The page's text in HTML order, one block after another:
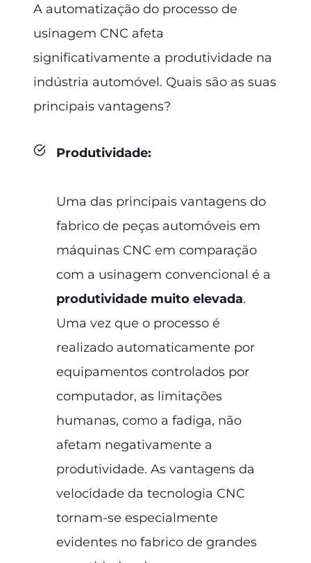
A automatização do processo de
usinagem CNC afeta
significativamente a produtividade na
indústria automóvel. Quais são as suas
principais vantagens?
Produtividade:
Uma das principais vantagens do
fabrico de peças automóveis em
máquinas CNC em comparação
com a usinagem convencional é a
produtividade muito elevada.
Uma vez que o processo é
realizado automaticamente por
equipamentos controlados por
computador, as limitações
humanas, como a fadiga, não
afetam negativamente a
produtividade. As vantagens da
velocidade da tecnologia CNC
tornam-se especialmente
evidentes no fabrico de grandes